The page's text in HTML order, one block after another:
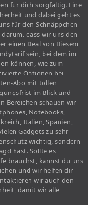
für dich sorgfältig. Eine
und dabei geht es
für den Schnäppchen-
dass wir uns den
einen Deal von Diesem
sein, bei dem im
können, wie zum
Optionen bei
Abo mit tollen
im Blick und
Bereichen schauen wir
Notebooks,
Italien, Spanien,
Gadgets zu sehr
wichtig, sondern
hast. Sollte es
brauchst, kannst du uns
und wir helfen dir
wir auch den
damit wir alle